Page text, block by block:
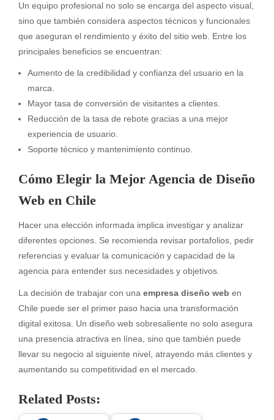
Un equipo profesional no solo se encarga del aspecto visual,
sino que también considera aspectos técnicos y funcionales
que aseguran el rendimiento y éxito del sitio web. Entre los
principales beneficios se encuentran:
Aumento de la credibilidad y confianza del usuario en la
marca.
Mayor tasa de conversión de visitantes a clientes.
Reducción de la tasa de rebote gracias a una mejor
experiencia de usuario.
Soporte técnico y mantenimiento continuo.
Cómo Elegir la Mejor Agencia de Diseño
Web en Chile
Hacer una elección informada implica investigar y analizar
diferentes opciones. Se recomienda revisar portafolios, pedir
referencias y evaluar la comunicación y capacidad de la
agencia para entender sus necesidades y objetivos.
La decisión de trabajar con una empresa diseño web en
Chile puede ser el primer paso hacia una transformación
digital exitosa. Un diseño web sobresaliente no solo asegura
una presencia atractiva en línea, sino que también puede
llevar su negocio al siguiente nivel, atrayendo más clientes y
aumentando su competitividad en el mercado.
Related Posts: